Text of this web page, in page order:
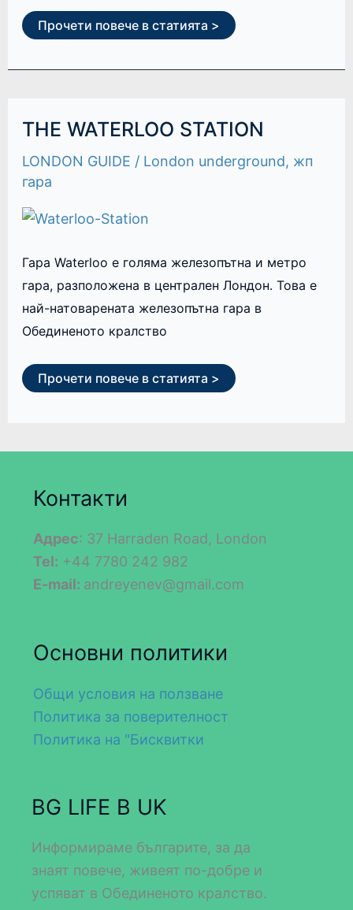
Прочети повече в статията >
THE WATERLOO STATION
LONDON GUIDE / London underground, жп
гара
Гара Waterloo е голяма железопътна и метро
гара, разположена в централен Лондон. Това е
най-натоварената железопътна гара в
Обединеното кралство
THE
WATERLOO
Прочети повече в статията >
Контакти
Адрес: 37 Harraden Road, London
Tel: +44 7780 242 982
E-mail: andreyenev@gmail.com
Основни политики
Общи условия на ползване
Политика за поверителност
Политика на "Бисквитки
BG LIFE В UK
Информираме българите, за да
знаят повече, живеят по-добре и
успяват в Обединеното кралство.